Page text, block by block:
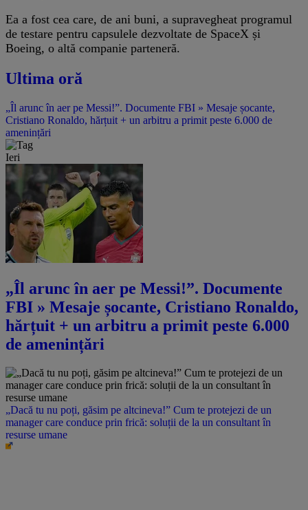
Ea a fost cea care, de ani buni, a supravegheat programul
de testare pentru capsulele dezvoltate de SpaceX și
Boeing, o altă companie parteneră.
Ultima oră
„Îl arunc în aer pe Messi!”. Documente FBI » Mesaje șocante,
Cristiano Ronaldo, hărțuit + un arbitru a primit peste 6.000 de
amenințări
Ieri
„Îl arunc în aer pe Messi!”. Documente
FBI » Mesaje șocante, Cristiano Ronaldo,
hărțuit + un arbitru a primit peste 6.000
de amenințări
„Dacă tu nu poți, găsim pe altcineva!” Cum te protejezi de un
manager care conduce prin frică: soluții de la un consultant în
resurse umane